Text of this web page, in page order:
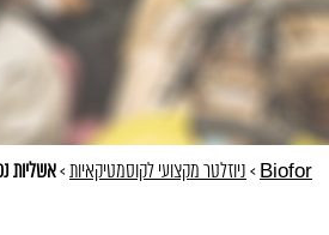
Biofor
> ניוזלטר מקצועי לקוסמטיקאיות>אשליות